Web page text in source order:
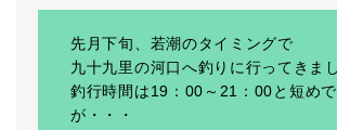
先月下旬、若潮のタイミングで
九十九里の河口へ釣りに行ってきま
釣行時間は19：00～21：00と短め
が・・・